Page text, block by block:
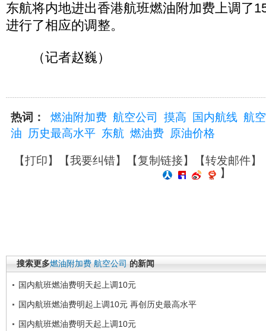
东航将内地进出香港航班燃油附加费上调了
进行了相应的调整。
（记者赵巍）
热词： 燃油附加费 航空公司 摸高 国内航线 航
油
历史最高水平 东航 燃油费 原油价格
【打印】【我要纠错】【复制链接】【转发邮件】
】
搜索更多燃油附加费 航空公司 的新闻
国内航班燃油费明天起上调10元
国内航班燃油费明起上调10元 再创历史最高水平
国内航班燃油费明天起上调10元